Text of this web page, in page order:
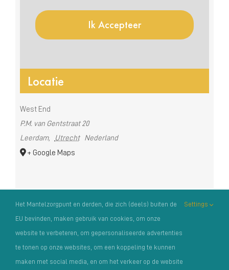
Locatie
West End
P.M. van Gentstraat 20
Leerdam, Utrecht
Nederland
+ Google Maps
Ik Accepteer
Het Mantelzorgpunt en derden, die zich (deels) buiten de
EU bevinden, maken gebruik van cookies, om onze
website te verbeteren, om gepersonaliseerde advertenties
te tonen op onze websites, om een koppeling te kunnen
maken met social media, en om het verkeer op de website
Settings